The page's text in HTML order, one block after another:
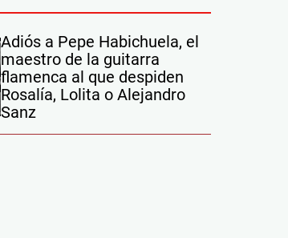
Adiós a Pepe Habichuela, el
maestro de la guitarra
flamenca al que despiden
Rosalía, Lolita o Alejandro
Sanz